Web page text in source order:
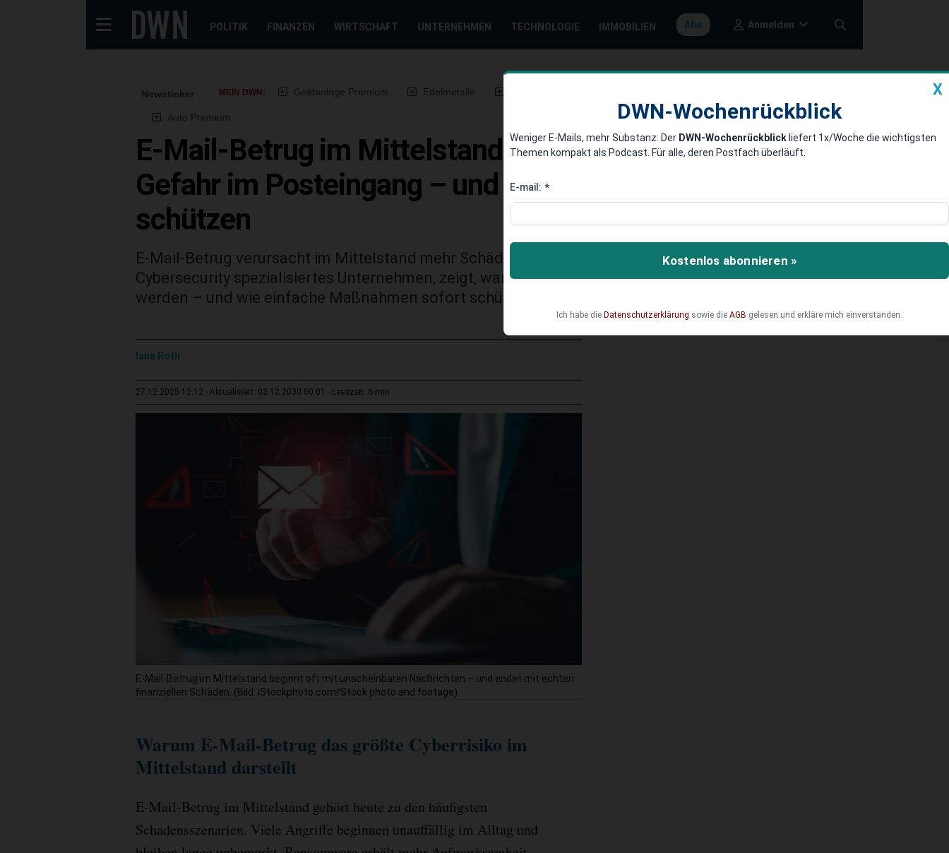
POLITIK FINANZEN WIRTSCHAFT UNTERNEHMEN TECHNOLOGIE IMMOBILIEN Abo Anmelden
Newsticker MEIN DWN: Geldanlage Premium Edelmetalle
Auto Premium
E-Mail-Betrug im Mittelstand: Die unterschätzte
Gefahr im Posteingang – und welche Maßnahmen
schützen
E-Mail-Betrug verursacht im Mittelstand mehr Schäden als Ransomware. Stoïk, ein auf
Cybersecurity spezialisiertes Unternehmen, zeigt, warum Prozessangriffe 2025 zur Hauptgefahr
werden – und wie einfache Maßnahmen sofort schützen.
Iana Roth
27.12.2025 12:12 Aktualisiert: 03.12.2030 00:01 Lesezeit: 6 min
E-Mail-Betrug im Mittelstand beginnt oft mit unscheinbaren Nachrichten – und endet mit echten
finanziellen Schäden. (Bild: iStockphoto.com/Stock photo and footage)
Warum E-Mail-Betrug das größte Cyberrisiko im
Mittelstand darstellt
E-Mail-Betrug im Mittelstand gehört heute zu den häufigsten
Schadensszenarien. Viele Angriffe beginnen unauffällig im Alltag und
X
DWN-Wochenrückblick
Weniger E-Mails, mehr Substanz: Der DWN-Wochenrückblick liefert 1x/Woche die wichtigsten
Themen kompakt als Podcast. Für alle, deren Postfach überläuft.
E-mail: *
Kostenlos abonnieren »
Ich habe die Datenschutzerklärung sowie die AGB gelesen und erkläre mich einverstanden.